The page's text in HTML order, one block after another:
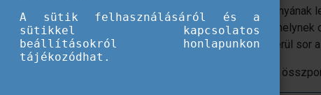
Az Európai Bizottság #BeActive
(European Week of Sport – EWoS)
,
évben szeptember 23. és 30. között kerül sor
A kezdeményezés három fontos pillérre
A sütik felhasználásáról és a
sütikkel kapcsolatos
beállításokról honlapunkon
tájékozódhat.